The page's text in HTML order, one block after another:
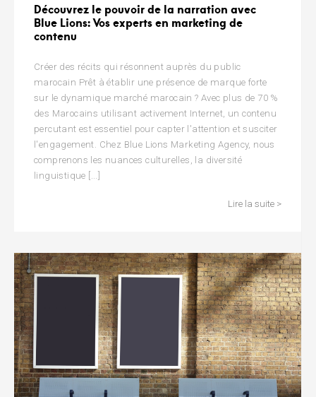
Découvrez le pouvoir de la narration avec
Blue Lions: Vos experts en marketing de
contenu
Créer des récits qui résonnent auprès du public
marocain Prêt à établir une présence de marque forte
sur le dynamique marché marocain ? Avec plus de 70 %
des Marocains utilisant activement Internet, un contenu
percutant est essentiel pour capter l'attention et susciter
l'engagement. Chez Blue Lions Marketing Agency, nous
comprenons les nuances culturelles, la diversité
linguistique [...]
Lire la suite >